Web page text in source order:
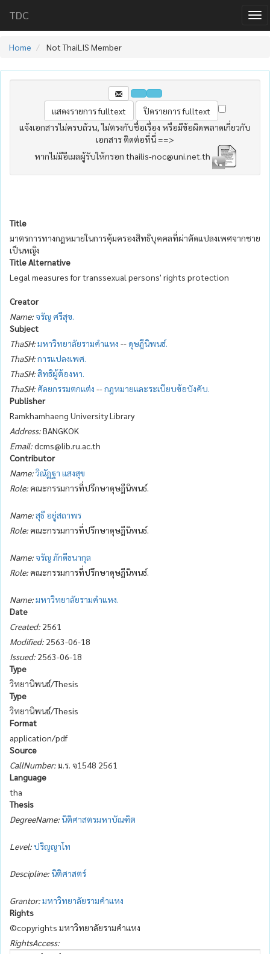
TDC
Home Not ThaiLIS Member
แจ้งเอกสารไม่ครบถ้วน, ไม่ตรงกับชื่อเรื่อง หรือมีข้อผิดพลาดเกี่ยวกับ
เอกสาร ติดต่อที่นี่ ==>
หากไม่มีอีเมลผู้รับให้กรอก thailis-noc@uni.net.th
Title
มาตรการทางกฎหมายในการคุ้มครองสิทธิบุคคลที่ผ่าตัดแปลงเพศจากชาย
เป็นหญิง
Title Alternative
Legal measures for transsexual persons' rights protection
Creator
Name: จรัญ ศรีสุข.
Subject
ThaSH:มหาวิทยาลัยรามคำแหง --ดุษฎีนิพนธ์.
ThaSH:การแปลงเพศ.
ThaSH:สิทธิผู้ต้องหา.
ThaSH: ศัลยกรรมตกแต่ง --กฎหมายและระเบียบข้อบังคับ.
Publisher
Ramkhamhaeng University Library
Address:BANGKOK
Email:dcms@lib.ru.ac.th
Contributor
Name:วิณัฏฐา แสงสุข
Role: คณะกรรมการที่ปรึกษาดุษฎีนิพนธ์.
Name:สุธี อยู่สถาพร
Role: คณะกรรมการที่ปรึกษาดุษฎีนิพนธ์.
Name: จรัญ ภักดีธนากุล
Role: คณะกรรมการที่ปรึกษาดุษฎีนิพนธ์.
Name:มหาวิทยาลัยรามคำแหง.
Date
Created: 2561
Modified: 2563-06-18
Issued: 2563-06-18
Type
วิทยานิพนธ์/Thesis
Type
วิทยานิพนธ์/Thesis
Format
application/pdf
Source
CallNumber:ม.ร. จ1548 2561
Language
tha
Thesis
DegreeName:นิติศาสตรมหาบัณฑิต
Level:ปริญญาโท
Descipline:นิติศาสตร์
Grantor:มหาวิทยาลัยรามคำแหง
Rights
©copyrights มหาวิทยาลัยรามคำแหง
RightsAccess: